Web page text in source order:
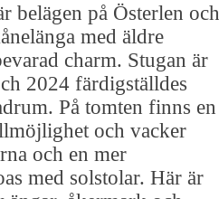
belägen på Österlen och
med äldre
charm. Stugan är
2024 färdigställdes
På tomten finns en
och vacker
och en mer
med solstolar. Här är